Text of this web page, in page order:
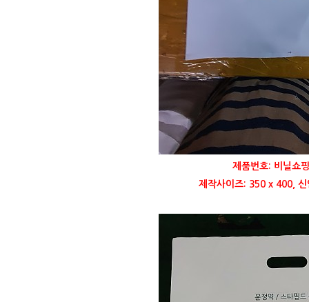
제품번호: 비닐쇼
제작사이즈: 350 x 400, 신